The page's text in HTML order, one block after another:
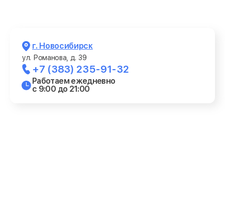
г. Новосибирск
ул. Романова, д. 39
+7 (383) 235-91-32
Работаем ежедневно
с 9:00 до 21:00